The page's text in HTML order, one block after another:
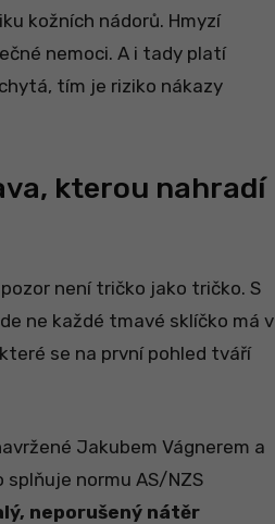
kožních nádorů. Hmyzí
nemoci. A i tady platí
tím je riziko nákazy
kterou nahradí
pozor není tričko jako tričko. S
ne každé tmavé sklíčko má v
se na první pohled tváří
Jakubem Vágnerem a
normu AS/NZS
neporušený nátěr